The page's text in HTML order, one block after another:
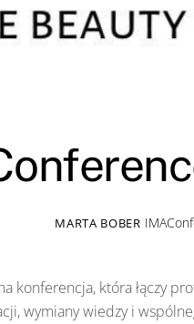
MARTA BOBER
konferencja, która łączy
wymiany wiedzy i